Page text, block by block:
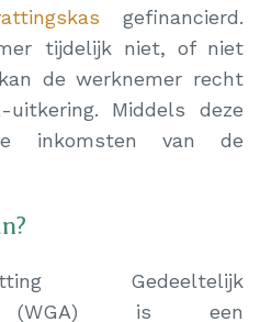
gefinancierd.
tijdelijk niet, of niet
de werknemer recht
Middels deze
inkomsten van de
Gedeeltelijk
(WGA) is een